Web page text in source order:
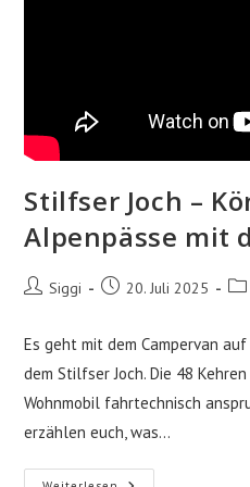
Stilfser Joch –
Alpenpässe mit
Beitrags-
Siggi
Beitrag20. Juli 2025
Es geht mit dem Campervan
dem Stilfser Joch. Die 48
Wohnmobil fahrtechnisch
erzählen euch, was…